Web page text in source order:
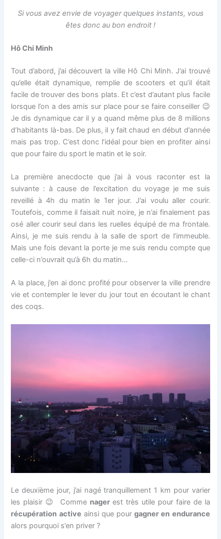
Si vous avez envie de voyager quelques instants, vous
êtes donc au bon endroit !
Hô Chi Minh
Tout d’abord, j’ai découvert la ville Hô Chi Minh. J’ai trouvé
qu’elle était dynamique, remplie de scooters et qu’il était
facile de trouver des bons plats. Et c’est d’autant plus facile
lorsque l’on a des amis sur place pour se faire conseiller 😉
Je dis dynamique car il y a quand même plus de 8 millions
d’habitants là-bas. De plus, il y fait chaud en début d’année
mais pas trop. C’est donc l’idéal pour bien en profiter ainsi
que pour faire du sport le matin et le soir.
La première anecdocte que j’ai à vous raconter est la
suivante : à cause de l’excitation du voyage je me suis
reveillé à 4h du matin le 1er jour. J’ai voulu aller courir.
Toutefois, comme il faisait nuit noire, je n’ai finalement pas
osé aller courir seul dans les ruelles équipé de ma frontale.
Ainsi, je me suis rendu à la salle de sport de l’immeuble.
Mais une fois devant la porte je me suis rendu compte que
celle-ci n’ouvrait qu’à 6h du matin…
A la place, j’en ai donc profité pour observer la ville prendre
vie et contempler le lever du jour tout en écoutant le chant
des coqs.
Le deuxième jour, j’ai nagé tranquillement 1 km pour varier
les plaisir 😉 Comme nagerest très utile pour faire de la
récupération active ainsi que pourgagner en endurance
alors pourquoi s’en priver ?